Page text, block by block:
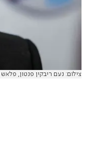
צילום: נעם ריבקין פנטון, פלאש 90